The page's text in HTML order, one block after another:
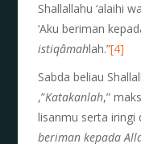
Shallallahu ‘alaihi
‘Aku beriman
istiqâmahlah.”[4]
Sabda beliau
,”Katakanlah,”
lisanmu serta iringi
beriman kepada